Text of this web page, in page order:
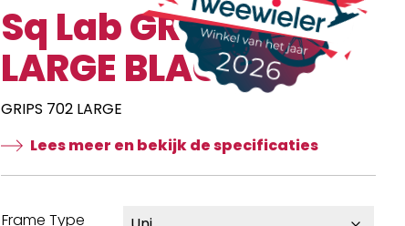
Sq Lab GRIPS 702
LARGE BLACK
GRIPS 702 LARGE
Lees meer en bekijk de specificaties
Frame Type